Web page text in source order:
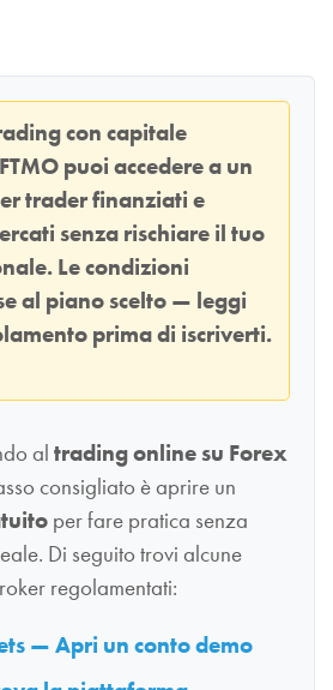
con capitale
FTMO puoi accedere a un
trader finanziati e
senza rischiare il tuo
Le condizioni
al piano scelto — leggi
prima di iscriverti.
al trading online su Forex
consigliato è aprire un
per fare pratica senza
Di seguito trovi alcune
regolamentati:
— Apri un conto demo